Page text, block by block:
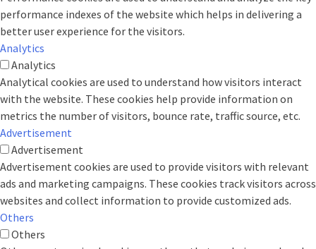
performance indexes of the website which helps in delivering a
better user experience for the visitors.
Analytics
Analytics
Analytical cookies are used to understand how visitors interact
with the website. These cookies help provide information on
metrics the number of visitors, bounce rate, traffic source, etc.
Advertisement
Advertisement
Advertisement cookies are used to provide visitors with relevant
ads and marketing campaigns. These cookies track visitors across
websites and collect information to provide customized ads.
Others
Others